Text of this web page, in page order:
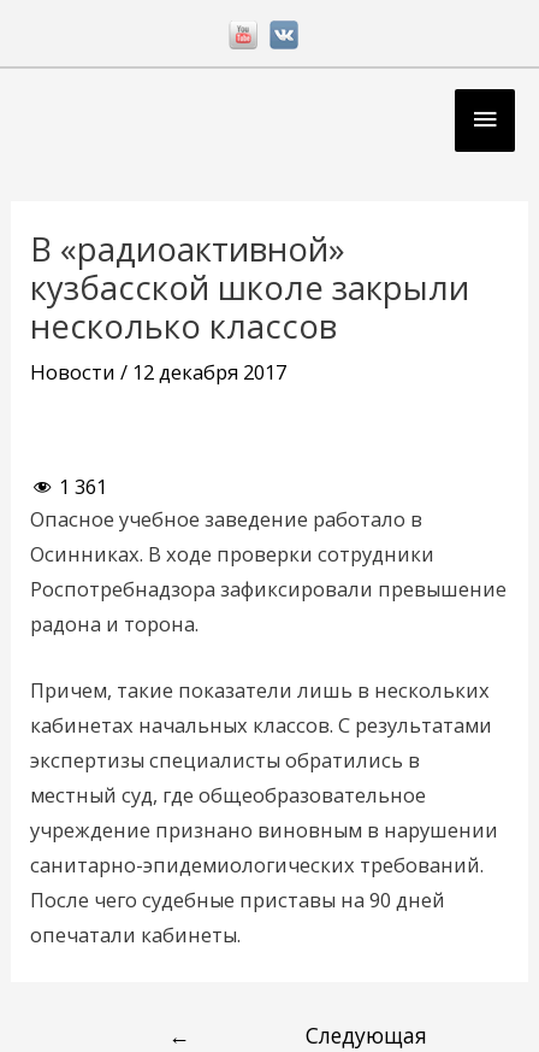
В «радиоактивной»
кузбасской школе закрыли
несколько классов
Новости / 12 декабря 2017
1 361
Опасное учебное заведение работало в
Осинниках. В ходе проверки сотрудники
Роспотребнадзора зафиксировали превышение
радона и торона.
Причем, такие показатели лишь в нескольких
кабинетах начальных классов. С результатами
экспертизы специалисты обратились в
местный суд, где общеобразовательное
учреждение признано виновным в нарушении
санитарно-эпидемиологических требований.
После чего судебные приставы на 90 дней
опечатали кабинеты.
записям
←
Следующая